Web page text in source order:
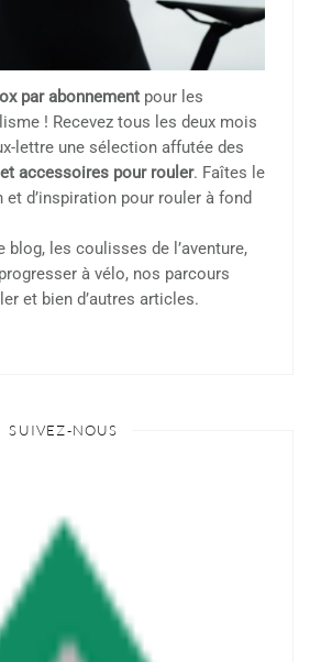
par abonnement pour les
! Recevez tous les deux mois
lettre une sélection affutée des
accessoires pour rouler. Faîtes le
d’inspiration pour rouler à fond
blog, les coulisses de l’aventure,
à vélo, nos parcours
et bien d’autres articles.
SUIVEZ-NOUS